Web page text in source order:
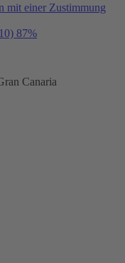
mit einer Zustimmung
87%
Canaria